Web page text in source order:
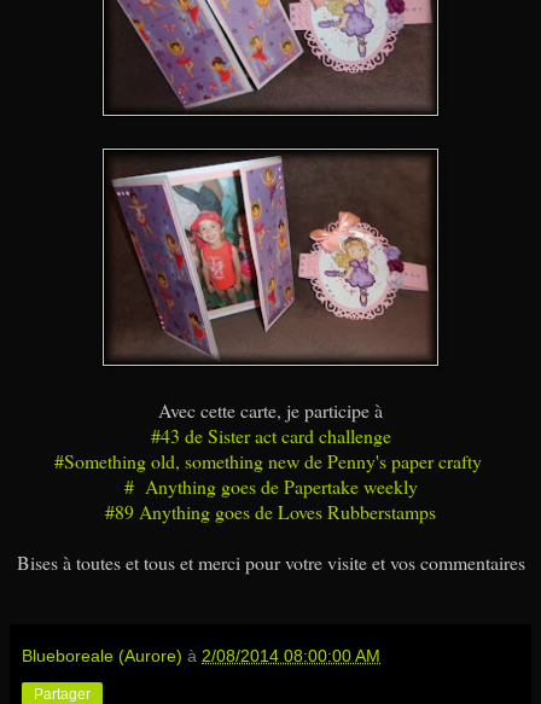
Avec cette carte, je participe à
#43 de Sister act card challenge
#Something old, something new de Penny's paper crafty
# Anything goes de Papertake weekly
#89 Anything goes de Loves Rubberstamps
Bises à toutes et tous et merci pour votre visite et vos commentaires
Blueboreale (Aurore) à 2/08/2014 08:00:00 AM
Partager